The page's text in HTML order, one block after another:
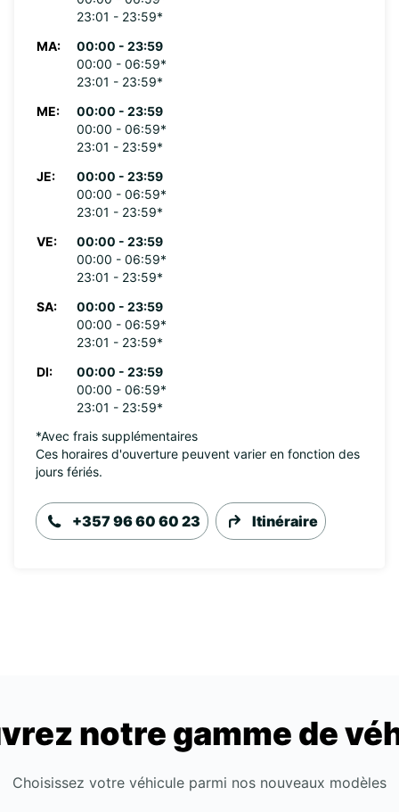
23:01 - 23:59*
MA:
00:00 - 23:59
00:00 - 06:59*
23:01 - 23:59*
ME:
00:00 - 23:59
00:00 - 06:59*
23:01 - 23:59*
JE:
00:00 - 23:59
00:00 - 06:59*
23:01 - 23:59*
VE:
00:00 - 23:59
00:00 - 06:59*
23:01 - 23:59*
SA:
00:00 - 23:59
00:00 - 06:59*
23:01 - 23:59*
DI:
00:00 - 23:59
00:00 - 06:59*
23:01 - 23:59*
*Avec frais supplémentaires
Ces horaires d'ouverture peuvent varier en fonction des
jours fériés.
+357 96 60 60 23 Itinéraire
notre gamme de
Choisissez votre véhicule parmi nos nouveaux modèles